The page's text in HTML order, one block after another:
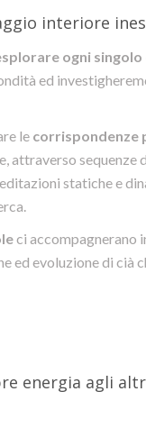
interiore
ogni singolo
ed
le corrispondenze
attraverso sequenze
statiche e
ci accompagnerano
ed evoluzione di cià
energia agli